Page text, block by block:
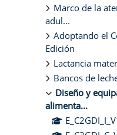
Marco de la
adul...
Adoptando el
Edición
Lactancia
Bancos de
Diseño y
alimenta...